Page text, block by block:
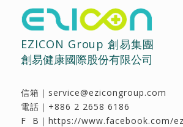
EZICON Group 創易集團
創易健康國際股份有限公司
信箱｜ service@ezicongroup.com
電話｜ +886 2 2658 6186
F B｜ https://www.facebook.com/